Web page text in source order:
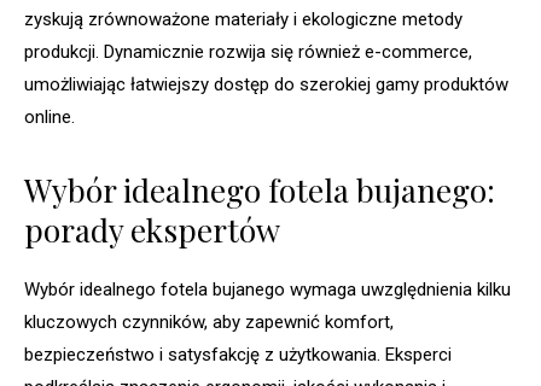
zyskują zrównoważone materiały i ekologiczne metody
produkcji. Dynamicznie rozwija się również e-commerce,
umożliwiając łatwiejszy dostęp do szerokiej gamy produktów
online.
Wybór idealnego fotela bujanego:
porady ekspertów
Wybór idealnego fotela bujanego wymaga uwzględnienia kilku
kluczowych czynników, aby zapewnić komfort,
bezpieczeństwo i satysfakcję z użytkowania. Eksperci